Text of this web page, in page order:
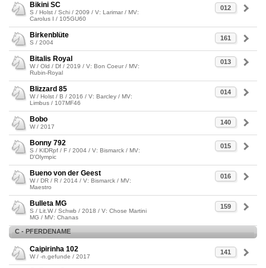
012
Bikini SC
S / Holst / Schi / 2009 / V: Larimar / MV:
Carolus I / 105GU60
161
Birkenblüte
S / 2004
013
Bitalis Royal
W / Old / Df / 2019 / V: Bon Coeur / MV:
Rubin-Royal
014
Blizzard 85
W / Holst / B / 2016 / V: Barcley / MV:
Limbus / 107MF46
140
Bobo
W / 2017
015
Bonny 792
S / KlDRpf / F / 2004 / V: Bismarck / MV:
D'Olympic
016
Bueno von der Geest
W / DR / R / 2014 / V: Bismarck / MV:
Maestro
159
Bulleta MG
S / Lit.W / Schwb / 2018 / V: Chose Martini
MG / MV: Chanas
C - PFERDENAME
141
Caipirinha 102
W / -n.gefunde / 2017